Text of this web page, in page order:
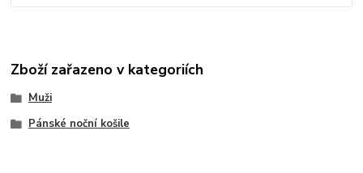
Zboží zařazeno v kategoriích
Muži
Pánské noční košile